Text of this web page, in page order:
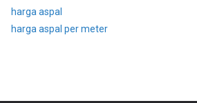
harga aspal
harga aspal per meter